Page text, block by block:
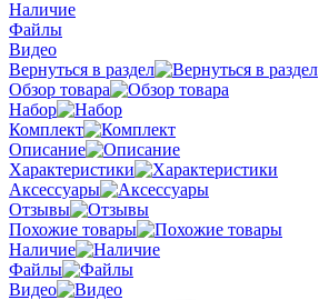
Наличие
Файлы
Видео
Вернуться в раздел
Обзор товара
Набор
Комплект
Описание
Характеристики
Аксессуары
Отзывы
Похожие товары
Наличие
Файлы
Видео